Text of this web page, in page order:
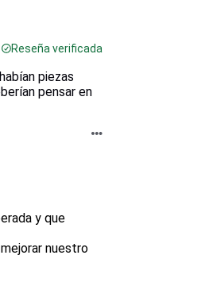
Reseña verificada
piezas
pensar en
y que
nuestro